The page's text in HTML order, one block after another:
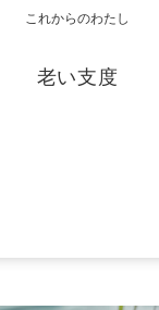
これからのわたし
老い支度